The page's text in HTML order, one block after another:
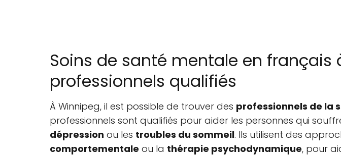
Soins de santé mentale en
professionnels qualifiés
À Winnipeg, il est possible de trouver des professionnels de la
professionnels sont qualifiés pour aider les personnes qui
dépression ou les troubles du sommeil. Ils utilisent des
comportementale ou la thérapie psychodynamique, pour